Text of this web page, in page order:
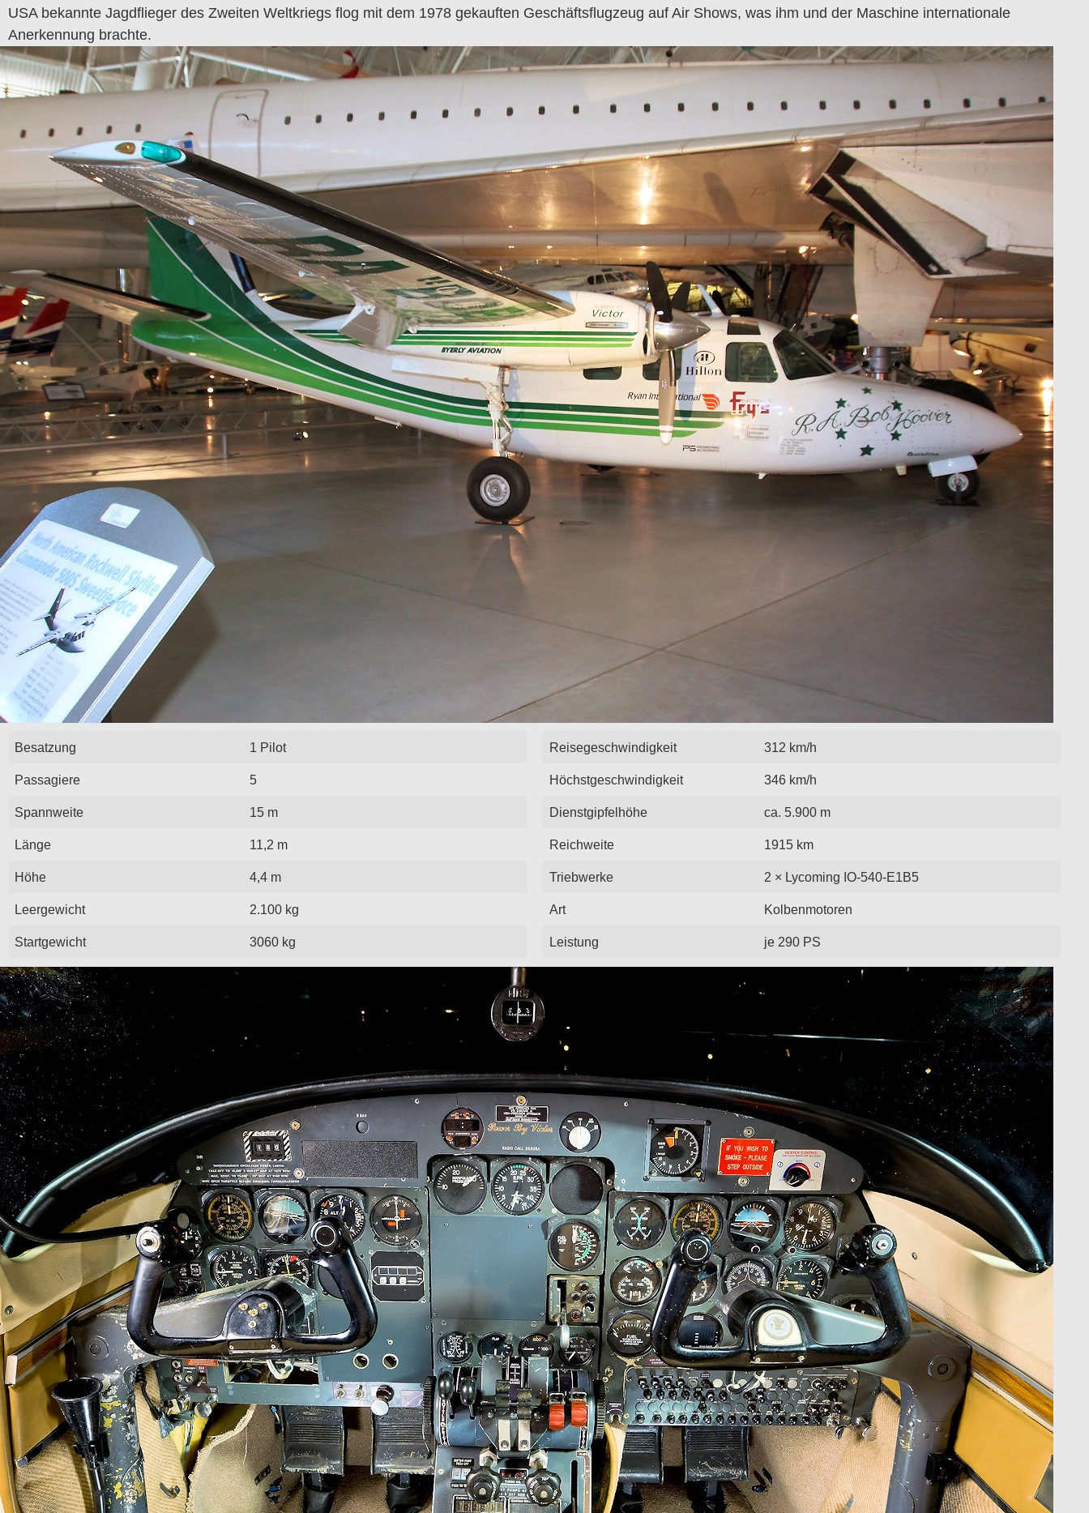
USA bekannte Jagdflieger des Zweiten Weltkriegs flog mit dem 1978 gekauften Geschäftsflugzeug auf Air Shows, was ihm und der Maschine internationale
Anerkennung brachte.
Besatzung 1 Pilot
Passagiere 5
Spannweite 15 m
Länge 11,2 m
Höhe 4,4 m
Leergewicht 2.100 kg
Startgewicht 3060 kg
Reisegeschwindigkeit 312 km/h
Höchstgeschwindigkeit 346 km/h
Dienstgipfelhöhe ca. 5.900 m
Reichweite 1915 km
Triebwerke 2 × Lycoming IO-540-E1B5
Art Kolbenmotoren
Leistung je 290 PS